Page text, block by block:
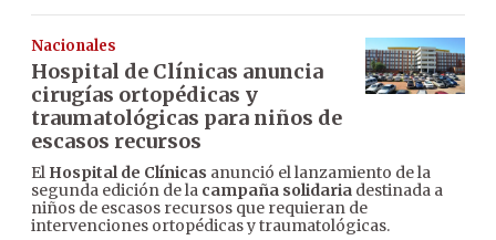
Nacionales
Hospital de Clínicas anuncia
cirugías ortopédicas y
traumatológicas para niños de
escasos recursos
El Hospital de Clínicas anunció el lanzamiento de la
segunda edición de la campaña solidaria destinada a
niños de escasos recursos que requieran de
intervenciones ortopédicas y traumatológicas.